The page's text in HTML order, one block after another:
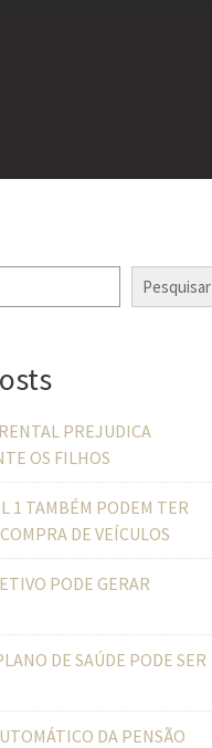
Pesquisar
PREJUDICA
OS FILHOS
1 TAMBÉM PODEM TER
DE VEÍCULOS
PODE GERAR
DE SAÚDE PODE SER
DA PENSÃO